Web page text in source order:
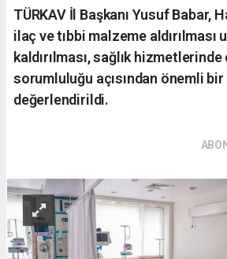
TÜRKAV İl Başkanı Yusuf Babar,
ilaç ve tıbbi malzeme aldırılması
kaldırılması, sağlık
sorumluluğu açısından önemli bir
değerlendirildi.